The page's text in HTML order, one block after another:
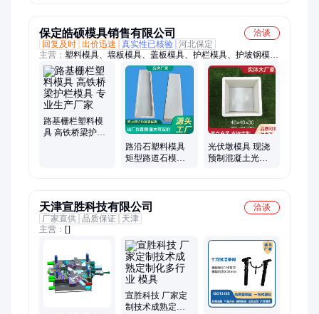
保定皓硕模具销售有限公司
洽谈
回复及时 出价迅速 真实性已核验 河北保定
主营： 塑料模具、墙板模具、盖板模具、护栏模具、护坡钢模
具、电缆槽模具、挡土墙模具、检查井模具、光伏基础模具、标
志桩钢模具、安全岛钢模具、流水槽钢模具、连锁护坡模具、化
粪池钢模具、风电基础钢模具、预制防撞墙模具、防撞护栏钢模
具、路沿石、水泥防撞墩模板
路基栅栏塑料模
具 高铁桥梁护栏
路沿石塑料模具
矩型路道石模具
光伏墩模具 现浇
预制混凝土光伏
天津宣胜科技有限公司
洽谈
厂家直供 品质保证
天津
主营： []
宣胜科技 厂家定
制技术成熟定制